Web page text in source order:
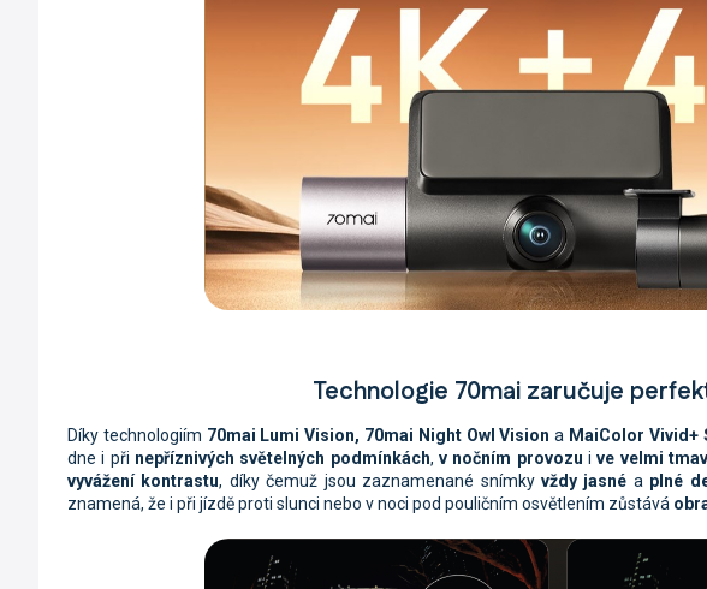
Technologie 70mai zaručuje
Díky technologiím 70mai Lumi Vision, 70mai Night Owl Visiona MaiColor Vivid+
dne i při nepříznivých světelných podmínkách, v nočním provozu i ve velmi
vyvážení kontrastu, díky čemuž jsou zaznamenané snímkyvždy jasné a plné
znamená, že i při jízdě proti slunci nebo v noci pod pouličním osvětlením zůstává